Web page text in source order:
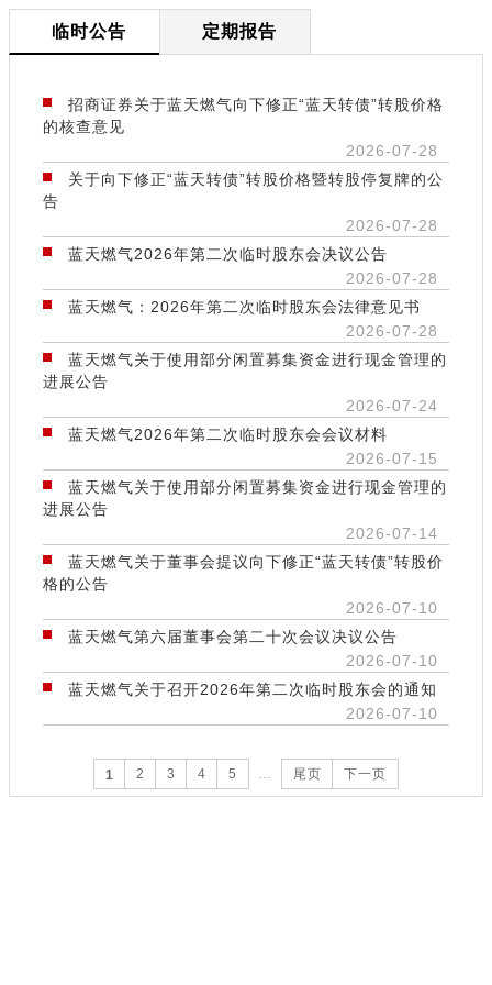
临时公告 定期报告
招商证券关于蓝天燃气向下修正“蓝天转债”转股价格
的核查意见
2026-07-28
关于向下修正“蓝天转债”转股价格暨转股停复牌的公
告
2026-07-28
蓝天燃气2026年第二次临时股东会决议公告
2026-07-28
蓝天燃气：2026年第二次临时股东会法律意见书
2026-07-28
蓝天燃气关于使用部分闲置募集资金进行现金管理的
进展公告
2026-07-24
蓝天燃气2026年第二次临时股东会会议材料
2026-07-15
蓝天燃气关于使用部分闲置募集资金进行现金管理的
进展公告
2026-07-14
蓝天燃气关于董事会提议向下修正“蓝天转债”转股价
格的公告
2026-07-10
蓝天燃气第六届董事会第二十次会议决议公告
2026-07-10
蓝天燃气关于召开2026年第二次临时股东会的通知
2026-07-10
1 2 3 4 5 … 尾页 下一页